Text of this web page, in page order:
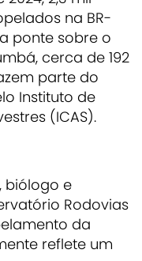
na BR-
ponte sobre o
cerca de 192
parte do
Instituto de
(ICAS).
biólogo e
Rodovias
da
reflete um